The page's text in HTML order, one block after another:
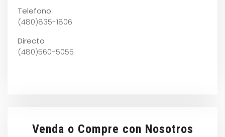
Telefono
(480)835-1806
Directo
(480)560-5055
Venda o Compre con Nosotros